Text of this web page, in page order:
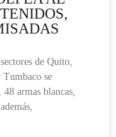
de Quito,
se
armas blancas,